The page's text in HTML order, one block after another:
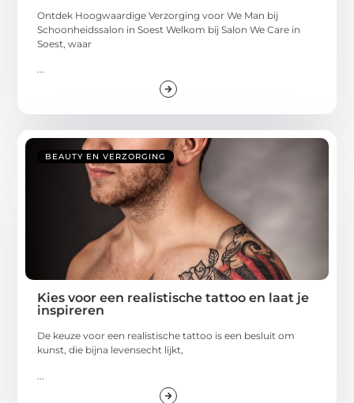
Ontdek Hoogwaardige Verzorging voor We Man bij
Schoonheidssalon in Soest Welkom bij Salon We Care in
Soest, waar
...
BEAUTY EN VERZORGING
Kies voor een realistische tattoo en laat je
inspireren
De keuze voor een realistische tattoo is een besluit om
kunst, die bijna levensecht lijkt,